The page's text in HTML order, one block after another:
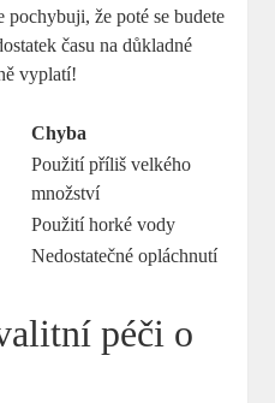
pochybuji, že poté se budete
času na důkladné
vyplatí!
Chyba
Použití příliš velkého
množství
Použití horké vody
Nedostatečné opláchnutí
péči o